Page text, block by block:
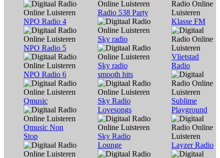
NPO Radio 4
NPO Radio 5
NPO Radio 6
Qmusic
Qmusic Non
Stop
Radio 538 Party
Sky radio
Sky radio
smooth hits
Sky Radio
Lovesongs
Sky Radio
Lounge
Klasse FM
Vlietstad
Radio
Sublime
Playground
Layzer Radio